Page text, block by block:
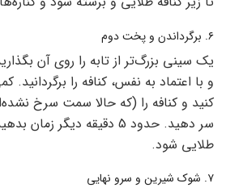
۶. برگرداندن و پخت دوم
یک سینی بزرگ‌تر از تابه را روی آن
و با اعتماد به نفس، کنافه را برگردانید.
کنید و کنافه را (که حالا سمت سرخ
سر دهید. حدود 5 دقیقه دیگر
طلایی شود.
۷. شوک شیرین و سرو نهایی